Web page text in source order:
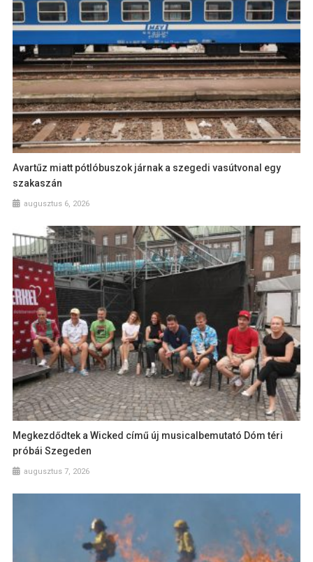
Avartűz miatt pótlóbuszok járnak a szegedi vasútvonal egy
szakaszán
augusztus 6, 2026
Megkezdődtek a Wicked című új musicalbemutató Dóm téri
próbái Szegeden
augusztus 7, 2026